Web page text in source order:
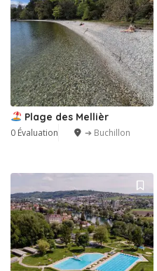
Plage des Mellièr
0 Évaluation ➔ Buchillon